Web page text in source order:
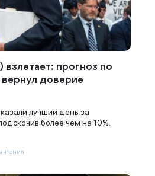
взлетает: прогноз по
доверие
лучший день за
более чем на 10%.
чтения